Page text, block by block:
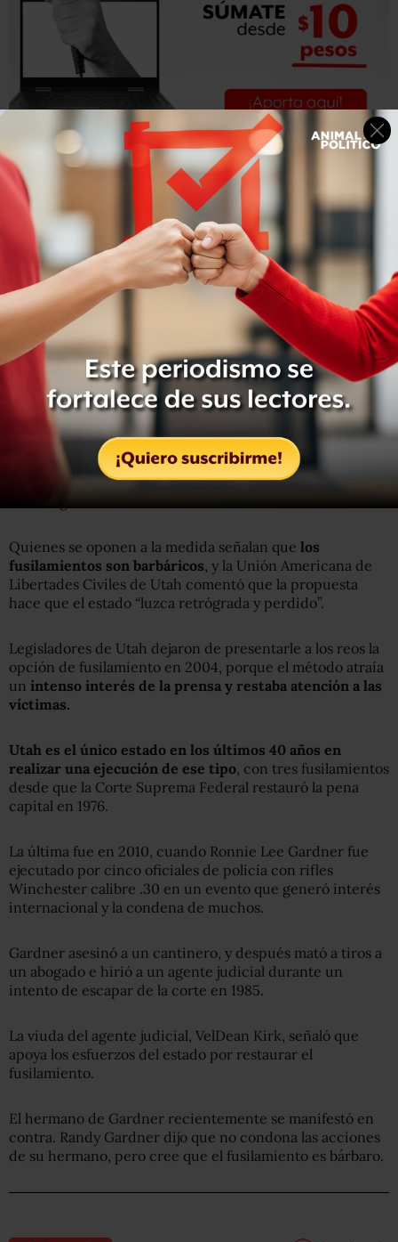
Los estados han tenido dificultades para mantener sus
inventarios de fármacos
debido a que los fabricantes
europeos que se oponen a la pena capital se rehúsan a
vender los componentes de la inyección letal a prisiones
estadounidenses.
El patrocinador de la ley, el representante republicano
Paul Ray, argumentó que
un equipo entrenado de
tiradores es más rápido y decente que el largo proceso
involucrado en las inyecciones letales mal realizadas , o
incluso cuando resultan de acuerdo a lo planeado.
Aunque la próxima ejecución de Utah probablemente no
se dé en algunos años, Ray quiere definir un
respaldo desde ahorapara que las autoridades no se
apresuren a encontrar una solución en caso de que se
mantenga el desabasto de fármacos.
Quienes se oponen a la medida señalan que los
fusilamientos son barbáricos , y la Unión Americana de
Libertades Civiles de Utah comentó que la propuesta
hace que el estado “luzca retrógrada y perdido”.
Legisladores de Utah dejaron de presentarle a los reos la
opción de fusilamiento en 2004, porque el método atraía
un intenso interés de la prensa y restaba atención a las
víctimas.
Utah es el único estado en los últimos 40 años en
realizar una ejecución de ese tipo , con tres fusilamientos
desde que la Corte Suprema Federal restauró la pena
capital en 1976.
La última fue en 2010, cuando Ronnie Lee Gardner fue
ejecutado por cinco oficiales de policía con rifles
Winchester calibre .30 en un evento que generó interés
internacional y la condena de muchos.
Gardner asesinó a un cantinero, y después mató a tiros a
un abogado e hirió a un agente judicial durante un
intento de escapar de la corte en 1985.
La viuda del agente judicial, VelDean Kirk, señaló que
apoya los esfuerzos del estado por restaurar el
fusilamiento.
El hermano de Gardner recientemente se manifestó en
contra. Randy Gardner dijo que no condona las acciones
de su hermano, pero cree que el fusilamiento es bárbaro.